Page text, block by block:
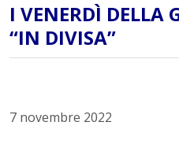
I VENERDÌ DELLA
“IN DIVISA”
7 novembre 2022